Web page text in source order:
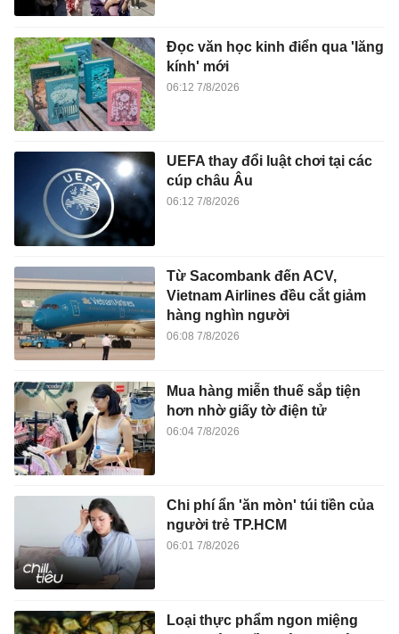
Đọc văn học kinh điển qua 'lăng
kính' mới
06:12 7/8/2026
UEFA thay đổi luật chơi tại các
cúp châu Âu
06:12 7/8/2026
Từ Sacombank đến ACV,
Vietnam Airlines đều cắt giảm
hàng nghìn người
06:08 7/8/2026
Mua hàng miễn thuế sắp tiện
hơn nhờ giấy tờ điện tử
06:04 7/8/2026
Chi phí ẩn 'ăn mòn' túi tiền của
người trẻ TP.HCM
06:01 7/8/2026
Loại thực phẩm ngon miệng